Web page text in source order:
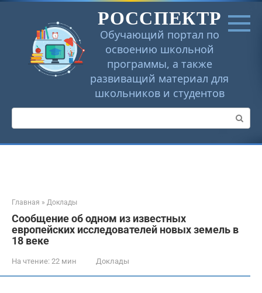
Перейти
РОССПЕКТР
Обучающий портал по
освоению школьной
программы, а также
развиващий материал для
школьников и студентов
Поиск:
Главная » Доклады
Сообщение об одном из известных
европейских исследователей новых земель в
18 веке
На чтение: 22 мин Доклады